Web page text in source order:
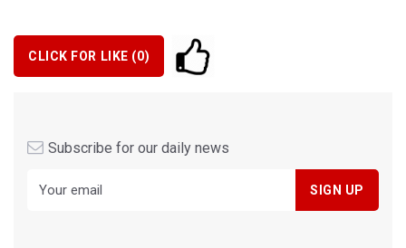
CLICK FOR LIKE (0)
Subscribe for our daily news